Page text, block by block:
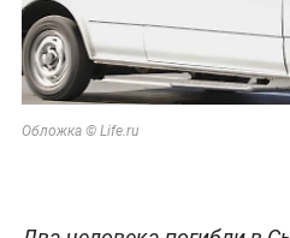
Обложка © Life.ru